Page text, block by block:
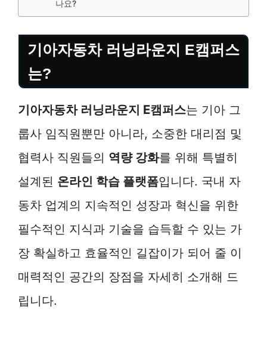
나요?
기아자동차 러닝라운지 E캠퍼스
는?
기아자동차 러닝라운지 E캠퍼스는 기아 그
룹사 임직원뿐만 아니라, 소중한 대리점 및
협력사 직원들의 역량 강화를 위해 특별히
설계된 온라인 학습 플랫폼입니다. 국내 자
동차 업계의 지속적인 성장과 혁신을 위한
필수적인 지식과 기술을 습득할 수 있는 가
장 확실하고 효율적인 길잡이가 되어 줄 이
매력적인 공간의 장점을 자세히 소개해 드
립니다.